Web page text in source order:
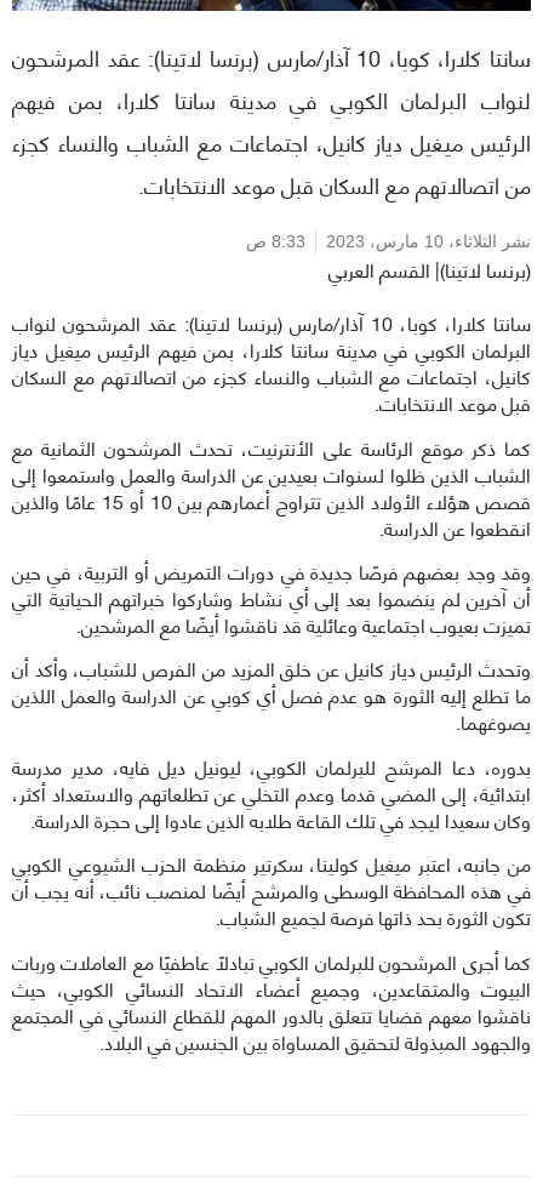
سانتا كلارا، كوبا، 10 آذار/مارس (برنسا لاتينا): عقد المرشحون
لنواب البرلمان الكوبي في مدينة سانتا كلارا، بمن فيهم
الرئيس ميغيل دياز كانيل، اجتماعات مع الشباب والنساء كجزء
من اتصالاتهم مع السكان قبل موعد الانتخابات.
نشر الثلاثاء، 10 مارس، 2023 8:33 ص
(برنسا لاتينا)| القسم العربي
سانتا كلارا، كوبا، 10 آذار/مارس (برنسا لاتينا): عقد المرشحون لنواب
البرلمان الكوبي في مدينة سانتا كلارا، بمن فيهم الرئيس ميغيل دياز
كانيل، اجتماعات مع الشباب والنساء كجزء من اتصالاتهم مع السكان
قبل موعد الانتخابات.
كما ذكر موقع الرئاسة على الأنترنيت، تحدث المرشحون الثمانية مع
الشباب الذين ظلوا لسنوات بعيدين عن الدراسة والعمل واستمعوا إلى
قصص هؤلاء الأولاد الذين تتراوح أعمارهم بين 10 أو 15 عامًا والذين
انقطعوا عن الدراسة.
وقد وجد بعضهم فرصًا جديدة في دورات التمريض أو التربية، في حين
أن آخرين لم ينضموا بعد إلى أي نشاط وشاركوا خبراتهم الحياتية التي
تميزت بعيوب اجتماعية وعائلية قد ناقشوا أيضًا مع المرشحين.
وتحدث الرئيس دياز كانيل عن خلق المزيد من الفرص للشباب، وأكد أن
ما تطلع إليه الثورة هو عدم فصل أي كوبي عن الدراسة والعمل اللذين
يصوغهما.
بدوره، دعا المرشح للبرلمان الكوبي، ليونيل ديل فايه، مدير مدرسة
ابتدائية، إلى المضي قدما وعدم التخلي عن تطلعاتهم والاستعداد أكثر،
وكان سعيدا ليجد في تلك القاعة طلابه الذين عادوا إلى حجرة الدراسة.
من جانبه، اعتبر ميغيل كولينا، سكرتير منظمة الحزب الشيوعي الكوبي
في هذه المحافظة الوسطى والمرشح أيضًا لمنصب نائب، أنه يجب أن
تكون الثورة بحد ذاتها فرصة لجميع الشباب.
كما أجرى المرشحون للبرلمان الكوبي تبادلاً عاطفيًا مع العاملات وربات
البيوت والمتقاعدين، وجميع أعضاء الاتحاد النسائي الكوبي، حيث
ناقشوا معهم قضايا تتعلق بالدور المهم للقطاع النسائي في المجتمع
والجهود المبذولة لتحقيق المساواة بين الجنسين في البلاد.